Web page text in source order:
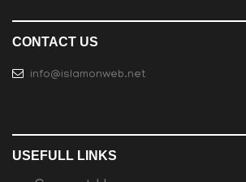
CONTACT US
info@islamonweb.net
USEFULL LINKS